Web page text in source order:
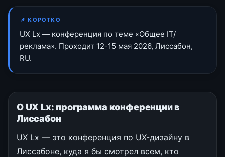
📌 КОРОТКО
UX Lx — конференция по теме «Общее IT/
реклама». Проходит 12-15 мая 2026, Лиссабон,
RU.
О UX Lx: программа конференции в
Лиссабон
UX Lx — это конференция по UX-дизайну в
Лиссабоне, куда я бы смотрел всем, кто